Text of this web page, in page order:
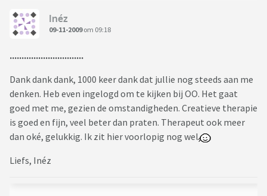
Inéz
09-11-2009om 09:18
...............................
Dank dank dank, 1000 keer dank dat jullie nog steeds aan me
denken. Heb even ingelogd om te kijken bij OO. Het gaat
goed met me, gezien de omstandigheden. Creatieve therapie
is goed en fijn, veel beter dan praten. Therapeut ook meer
dan oké, gelukkig. Ik zit hier voorlopig nog wel
Liefs, Inéz